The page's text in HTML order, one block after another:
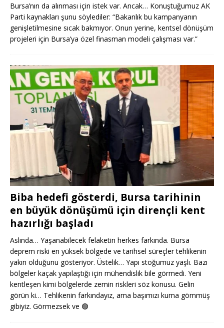
Bursa’nın da alınması için istek var. Ancak… Konuştuğumuz AK
Parti kaynakları şunu söylediler: “Bakanlık bu kampanyanın
genişletilmesine sıcak bakmıyor. Onun yerine, kentsel dönüşüm
projeleri için Bursa’ya özel finasman modeli çalışması var.”
Biba hedefi gösterdi, Bursa tarihinin
en büyük dönüşümü için dirençli kent
hazırlığı başladı
Aslında… Yaşanabilecek felaketin herkes farkında. Bursa
deprem riski en yüksek bölgede ve tarihsel süreçler tehlikenin
yakın olduğunu gösteriyor. Üstelik… Yapı stoğumuz yaşlı. Bazı
bölgeler kaçak yapılaştığı için mühendislik bile görmedi. Yeni
kentleşen kimi bölgelerde zemin riskleri söz konusu. Gelin
görün ki… Tehlikenin farkındayız, ama başımızı kuma gömmüş
gibiyiz. Görmezsek ve 🟢